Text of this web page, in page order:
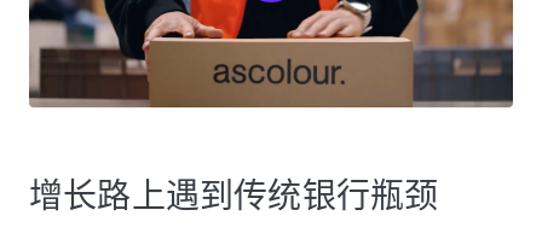
增长路上遇到传统银行瓶颈